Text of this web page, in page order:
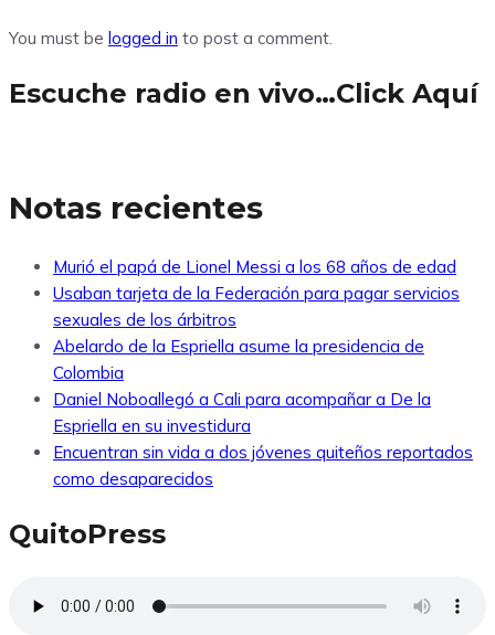
You must be logged in to post a comment.
Escuche radio en vivo…Click Aquí
Notas recientes
Murió el papá de Lionel Messi a los 68 años de edad
Usaban tarjeta de la Federación para pagar servicios
sexuales de los árbitros
Abelardo de la Espriella asume la presidencia de
Colombia
Daniel Noboallegó a Cali para acompañar a De la
Espriella en su investidura
Encuentran sin vida a dos jóvenes quiteños reportados
como desaparecidos
QuitoPress